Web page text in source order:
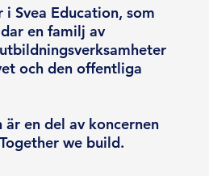
i Svea Education, som
en familj av
och den offentliga
är en del av koncernen
we build.